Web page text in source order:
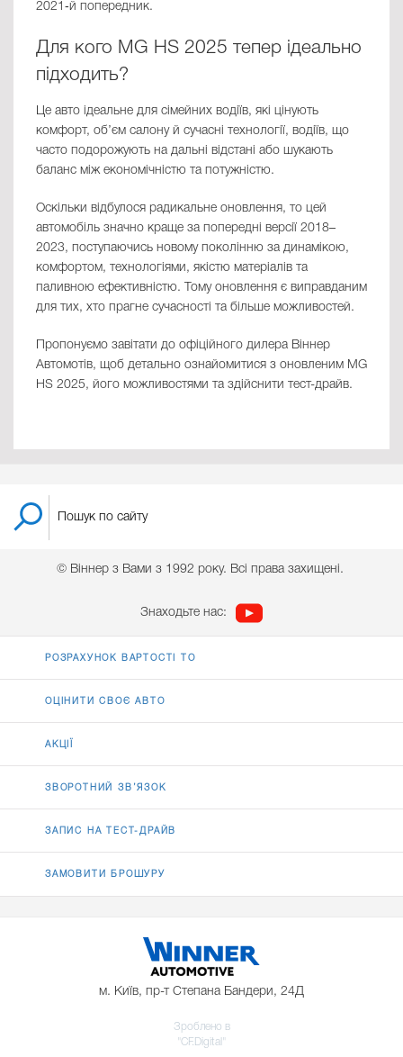
2021‑й попередник.
Для кого MG HS 2025 тепер ідеально
підходить?
Це авто ідеальне для сімейних водіїв, які цінують
комфорт, об’єм салону й сучасні технології, водіїв, що
часто подорожують на дальні відстані або шукають
баланс між економічністю та потужністю.
Оскільки відбулося радикальне оновлення, то цей
автомобіль значно краще за попередні версії 2018–
2023, поступаючись новому поколінню за динамікою,
комфортом, технологіями, якістю матеріалів та
паливною ефективністю. Тому оновлення є виправданим
для тих, хто прагне сучасності та більше можливостей.
Пропонуємо завітати до офіційного дилера Віннер
Автомотів, щоб детально ознайомитися з оновленим MG
HS 2025, його можливостями та здійснити тест-драйв.
© Віннер з Вами з 1992 року. Всі права захищені.
Знаходьте нас:
РОЗРАХУНОК ВАРТОСТІ ТО
ОЦІНИТИ СВОЄ АВТО
АКЦІЇ
ЗВОРОТНИЙ ЗВ’ЯЗОК
ЗАПИС НА ТЕСТ-ДРАЙВ
ЗАМОВИТИ БРОШУРУ
м. Київ, пр-т Степана Бандери, 24Д
Зроблено в
"CF.Digital"